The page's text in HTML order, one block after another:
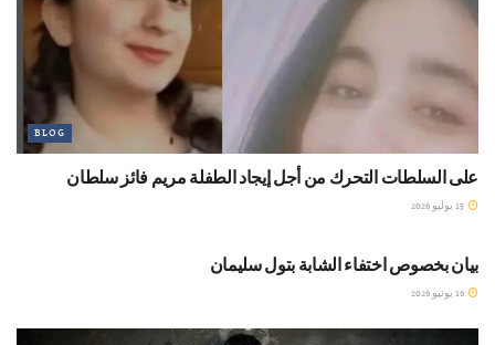
BLOG
على السلطات التحرك من أجل إيجاد الطفلة مريم فائز سلطان
بيان بخصوص اختفاء الشابة بتول سليمان